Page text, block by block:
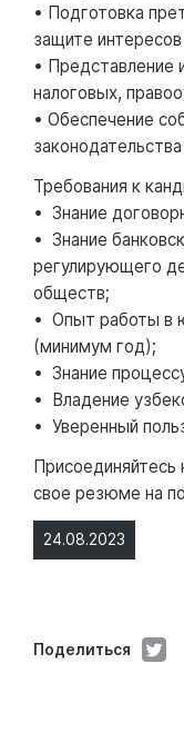
24.08.2023
Поделиться
• Подготовка
защите интересов
• Представление
налоговых,
• Обеспечение
Требования к
• Знание
• Знание
регулирующего
обществ;
• Опыт работы в
(минимум год);
• Знание
• Владение
• Уверенный
Присоединяйтесь
свое резюме на